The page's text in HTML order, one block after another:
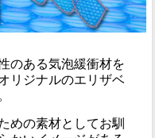
のある気泡緩衝材を
リジナルのエリザベ
めの素材としてお馴